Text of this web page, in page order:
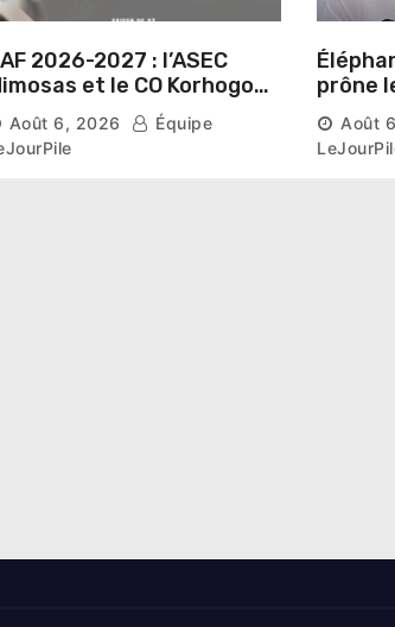
2026-2027 : l’ASEC
et le CO Korhogo
leur route vers
phase de groupes
Août 6, 2026
Équipe
prône
etAoût